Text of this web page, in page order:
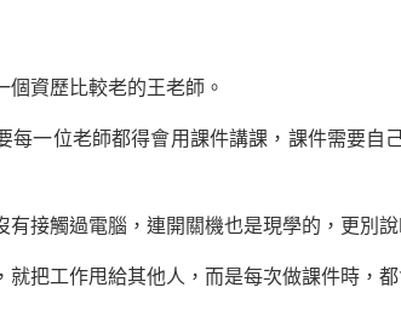
資歷比較老的王老師。
一位老師都得會用課件講課，課件需要自
觸過電腦，連開關機也是現學的，更別說
工作甩給其他人，而是每次做課件時，都